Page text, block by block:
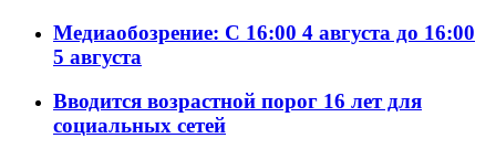
Медиаобозрение: С 16:00 4 августа до 16:00
5 августа
Вводится возрастной порог 16 лет для
социальных сетей